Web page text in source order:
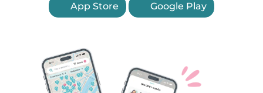
App Store Google Play